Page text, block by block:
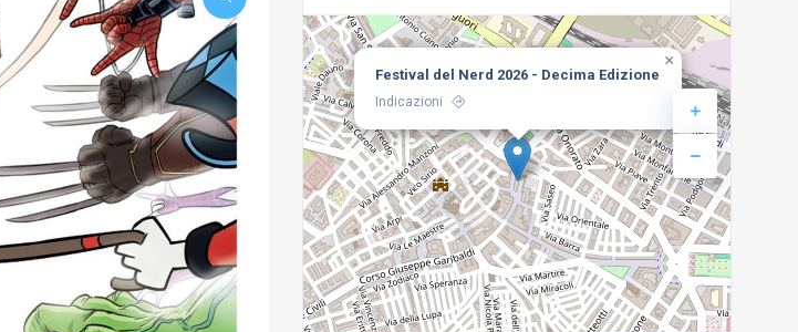
Festival del Nerd 2026 - Decima Edizione
Indicazioni
×